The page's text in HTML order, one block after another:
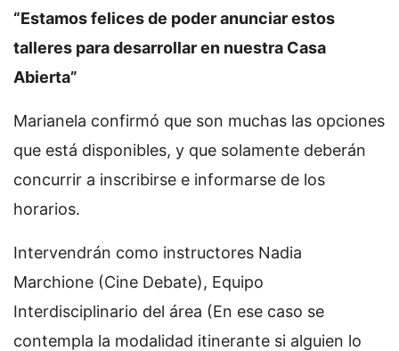
“Estamos felices de poder anunciar estos
talleres para desarrollar en nuestra Casa
Abierta”
Marianela confirmó que son muchas las opciones
que está disponibles, y que solamente deberán
concurrir a inscribirse e informarse de los
horarios.
Intervendrán como instructores Nadia
Marchione (Cine Debate), Equipo
Interdisciplinario del área (En ese caso se
contempla la modalidad itinerante si alguien lo